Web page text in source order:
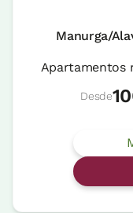
Manurga/
Apartamentos
Desde